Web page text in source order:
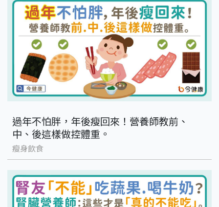
過年不怕胖，年後瘦回來！營養師教前、
中、後這樣做控體重。
瘦身飲食